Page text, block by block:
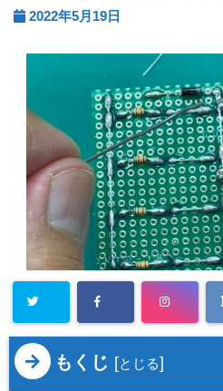
2022年5月19日
もくじ [とじる]